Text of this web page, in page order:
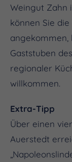
Weingut Zahn
können Sie
angekommen,
Gaststuben
regionaler
willkommen.
Extra-Tipp
Über einen
Auerstedt